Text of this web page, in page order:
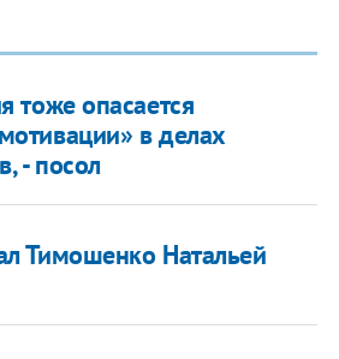
тоже опасается
в делах
- посол
Тимошенко Натальей